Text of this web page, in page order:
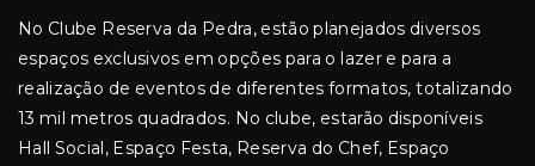
No Clube Reserva da Pedra, estão planejados diversos
espaços exclusivos em opções para o lazer e para a
realização de eventos de diferentes formatos, totalizando
13 mil metros quadrados. No clube, estarão disponíveis
Hall Social, Espaço Festa, Reserva do Chef, Espaço